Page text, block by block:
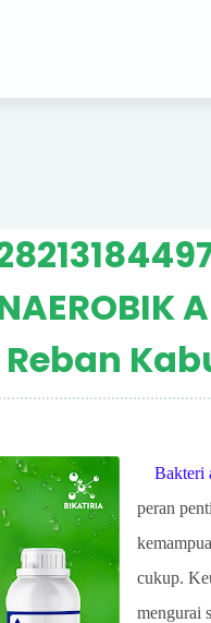
Bakteri
peran
cukup.
mengurai